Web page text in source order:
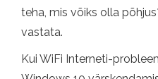
teha, mis võiks olla
vastata.
Kui WiFi Interneti-